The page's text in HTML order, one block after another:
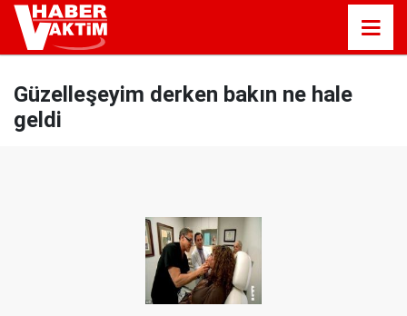
Güzelleşeyim derken bakın ne hale
geldi